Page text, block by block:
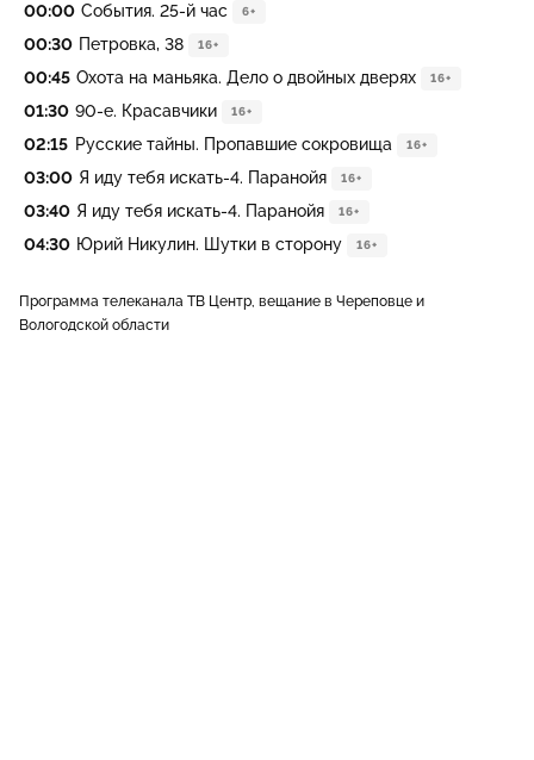
00:00 События. 25-й час 6+
00:30 Петровка, 38 16+
00:45 Охота на маньяка. Дело о двойных дверях 16+
01:30 90-е. Красавчики 16+
02:15 Русские тайны. Пропавшие сокровища 16+
03:00 Я иду тебя искать-4. Паранойя 16+
03:40 Я иду тебя искать-4. Паранойя 16+
04:30 Юрий Никулин. Шутки в сторону 16+
Программа телеканала ТВ Центр, вещание в Череповце и
Вологодской области